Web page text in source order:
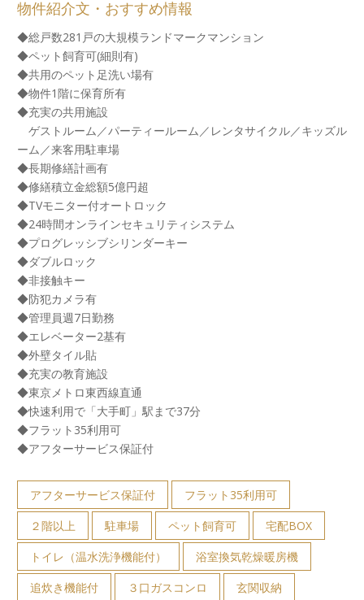
物件紹介文・おすすめ情報
◆総戸数281戸の大規模ランドマークマンション
◆ペット飼育可(細則有)
◆共用のペット足洗い場有
◆物件1階に保育所有
◆充実の共用施設
ゲストルーム／パーティールーム／レンタサイクル／キッズル
ーム／来客用駐車場
◆長期修繕計画有
◆修繕積立金総額5億円超
◆TVモニター付オートロック
◆24時間オンラインセキュリティシステム
◆プログレッシブシリンダーキー
◆ダブルロック
◆非接触キー
◆防犯カメラ有
◆管理員週7日勤務
◆エレベーター2基有
◆外壁タイル貼
◆充実の教育施設
◆東京メトロ東西線直通
◆快速利用で「大手町」駅まで37分
◆フラット35利用可
◆アフターサービス保証付
アフターサービス保証付
フラット35利用可
２階以上
駐車場 ペット飼育可
宅配BOX
トイレ（温水洗浄機能付）
浴室換気乾燥暖房機
追炊き機能付
３口ガスコンロ
玄関収納